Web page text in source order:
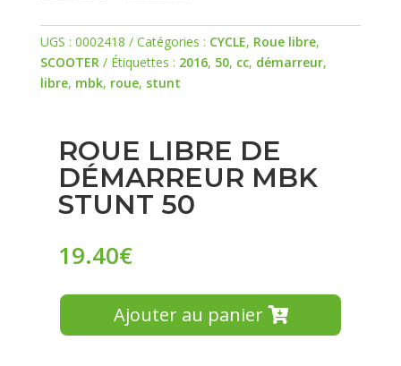
UGS : 0002418 Catégories : CYCLE, Roue libre,
SCOOTER
Étiquettes : 2016, 50, cc, démarreur,
libre, mbk, roue, stunt
ROUE LIBRE DE
DÉMARREUR MBK
STUNT 50
19.40€
Ajouter au panier